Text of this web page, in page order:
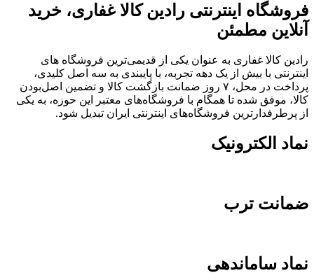
فروشگاه اینترنتی رادین کالا غفاری، خرید
آنلاین مطمئن
رادین کالا غفاری به عنوان یکی از قدیمی‌ترین فروشگاه های
اینترنتی با بیش از یک دهه تجربه، با پایبندی به سه اصل کلیدی،
پرداخت در محل، ۷ روز ضمانت بازگشت کالا و تضمین اصل‌بودن
کالا، موفق شده تا همگام با فروشگاه‌های معتبر این حوزه، به یکی
از پرطرفدارترین فروشگاه‌های اینترنتی ایران تبدیل شود.
نماد الکترونیک
ضمانت ترب
نماد ساماندهی